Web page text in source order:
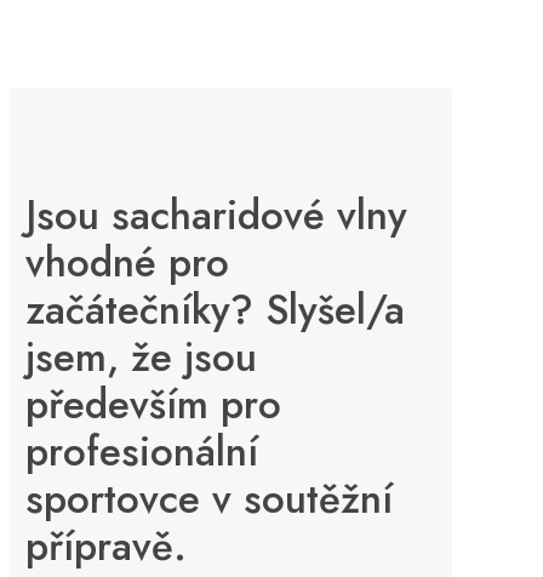
Jsou sacharidové vlny
vhodné pro
začátečníky? Slyšel/a
jsem, že jsou
především pro
profesionální
sportovce v soutěžní
přípravě.